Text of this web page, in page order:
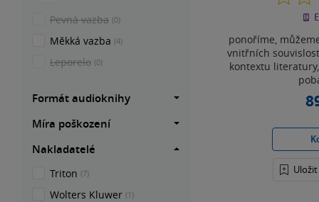
ponoříme,
vnitřních
kontextu
Pevná vazba (0)
Měkká vazba (4)
Leporelo (0)
Formát audioknihy
Míra poškození
Nakladatelé
Triton (7)
Wolters Kluwer (1)